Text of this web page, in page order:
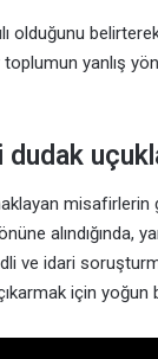
olduğunu
yanlış
alındığında,
ve idari
için yoğun